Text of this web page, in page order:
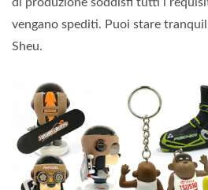
vengano spediti. Puoi stare
Sheu.